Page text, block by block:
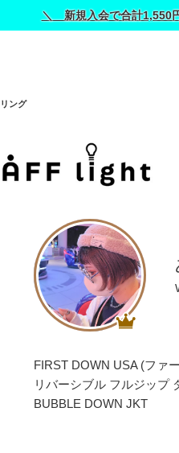
＼ 新規入会で合計1,550
ング
FIRST DOWN USA (ファ
リバーシブル フルジップ
BUBBLE DOWN JKT